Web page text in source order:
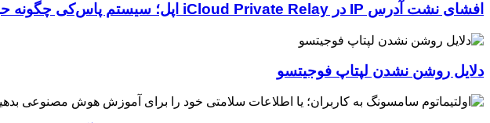
افشای نشت آدرس IP در iCloud Private Relay اپل؛ سیستم پاس‌کی چگونه حریم خصوصی کاربران را لو می‌دهد؟
دلایل روشن نشدن لپتاپ فوجیتسو